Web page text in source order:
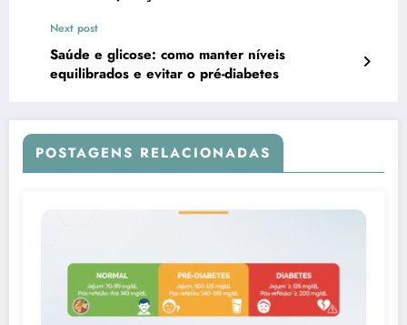
Next post
Saúde e glicose: como manter níveis
equilibrados e evitar o pré-diabetes
POSTAGENS RELACIONADAS